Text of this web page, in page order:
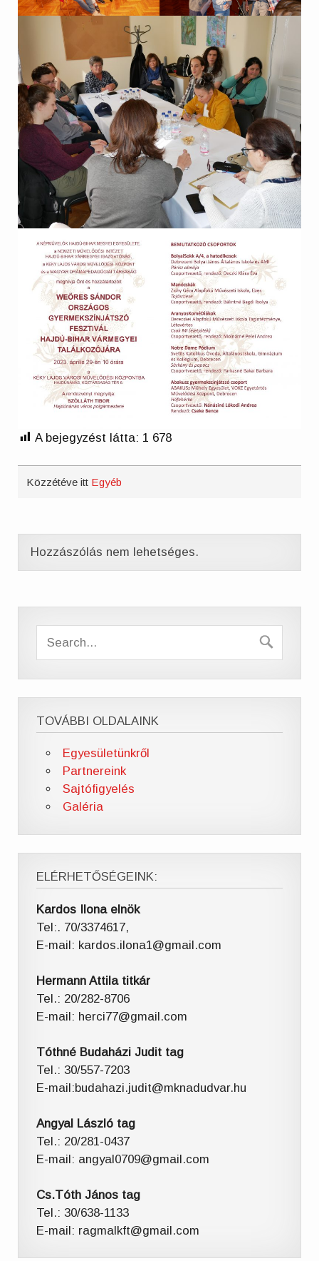
A bejegyzést látta: 1 678
Közzétéve itt Egyéb
Hozzászólás nem lehetséges.
TOVÁBBI OLDALAINK
Egyesületünkről
Partnereink
Sajtófigyelés
Galéria
ELÉRHETŐSÉGEINK:
Kardos Ilona elnök
Tel:. 70/3374617,
E-mail: kardos.ilona1@gmail.com
Hermann Attila titkár
Tel.: 20/282-8706
E-mail: herci77@gmail.com
Tóthné Budaházi Judit tag
Tel.: 30/557-7203
E-mail:budahazi.judit@mknadudvar.hu
Angyal László tag
Tel.: 20/281-0437
E-mail: angyal0709@gmail.com
Cs.Tóth János tag
Tel.: 30/638-1133
E-mail: ragmalkft@gmail.com